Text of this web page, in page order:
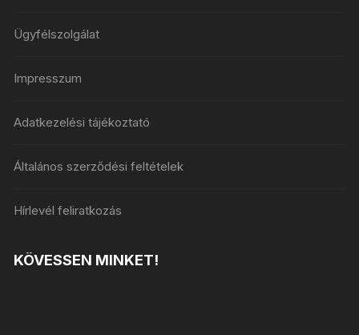
Ügyfélszolgálat
Impresszum
Adatkezelési tájékoztató
Általános szerződési feltételek
Hírlevél feliratkozás
KÖVESSEN MINKET!